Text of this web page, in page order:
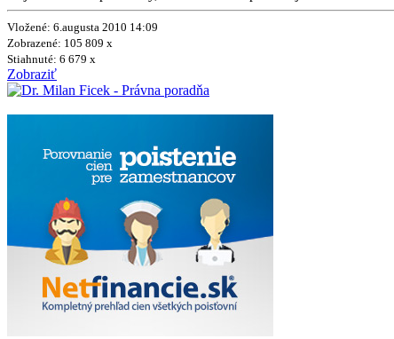
Vložené: 6.augusta 2010 14:09
Zobrazené: 105 809 x
Stiahnuté: 6 679 x
Zobraziť